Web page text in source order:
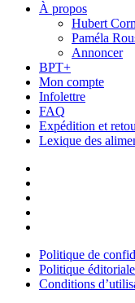
À propos
Hubert
Paméla
Annoncer
BPT+
Mon compte
Infolettre
FAQ
Expédition et
Lexique des
Politique de
Politique éditoriale
Conditions